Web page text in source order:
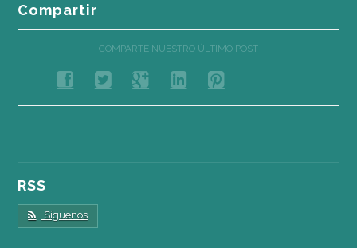
Compartir
COMPARTE NUESTRO ÚLTIMO POST
RSS
Síguenos